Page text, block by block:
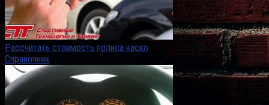
Рассчитать стоимость полиса каско
Справочник